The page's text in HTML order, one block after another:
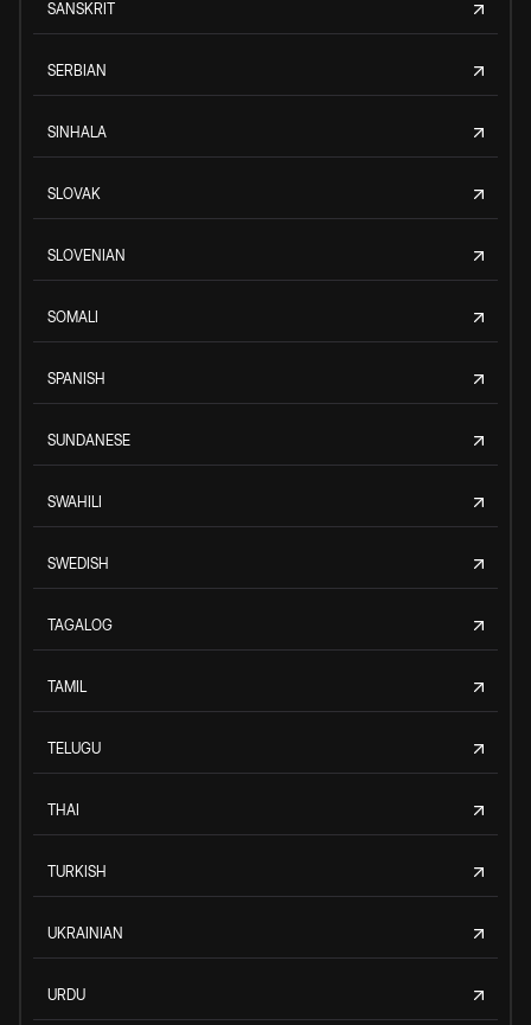
SANSKRIT
SERBIAN
SINHALA
SLOVAK
SLOVENIAN
SOMALI
SPANISH
SUNDANESE
SWAHILI
SWEDISH
TAGALOG
TAMIL
TELUGU
THAI
TURKISH
UKRAINIAN
URDU